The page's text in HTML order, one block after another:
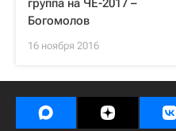
группа на ЧЕ-2017 –
Богомолов
16 ноября 2016